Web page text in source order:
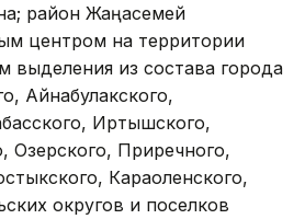
район Жаңасемей
центром на территории
выделения из состава города
Айнабулакского,
Иртышского,
Озерского, Приречного,
Караоленского,
округов и поселков